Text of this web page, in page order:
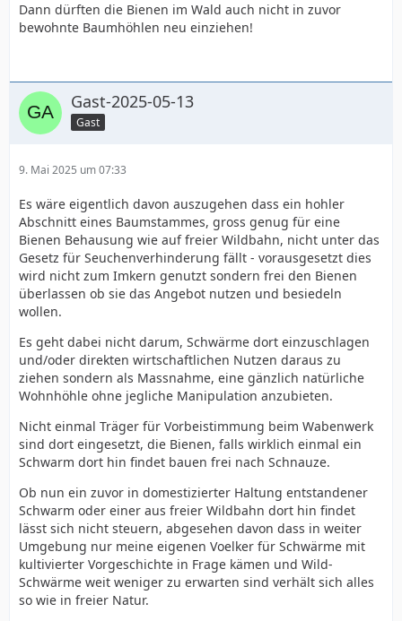
Dann dürften die Bienen im Wald auch nicht in zuvor
bewohnte Baumhöhlen neu einziehen!
Gast-2025-05-13
Gast
9. Mai 2025 um 07:33
Es wäre eigentlich davon auszugehen dass ein hohler
Abschnitt eines Baumstammes, gross genug für eine
Bienen Behausung wie auf freier Wildbahn, nicht unter das
Gesetz für Seuchenverhinderung fällt - vorausgesetzt dies
wird nicht zum Imkern genutzt sondern frei den Bienen
überlassen ob sie das Angebot nutzen und besiedeln
wollen.
Es geht dabei nicht darum, Schwärme dort einzuschlagen
und/oder direkten wirtschaftlichen Nutzen daraus zu
ziehen sondern als Massnahme, eine gänzlich natürliche
Wohnhöhle ohne jegliche Manipulation anzubieten.
Nicht einmal Träger für Vorbeistimmung beim Wabenwerk
sind dort eingesetzt, die Bienen, falls wirklich einmal ein
Schwarm dort hin findet bauen frei nach Schnauze.
Ob nun ein zuvor in domestizierter Haltung entstandener
Schwarm oder einer aus freier Wildbahn dort hin findet
lässt sich nicht steuern, abgesehen davon dass in weiter
Umgebung nur meine eigenen Voelker für Schwärme mit
kultivierter Vorgeschichte in Frage kämen und Wild-
Schwärme weit weniger zu erwarten sind verhält sich alles
so wie in freier Natur.